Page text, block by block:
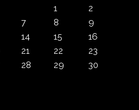
1
2
7 8
9
14 15
16
21 22
23
28 29
30